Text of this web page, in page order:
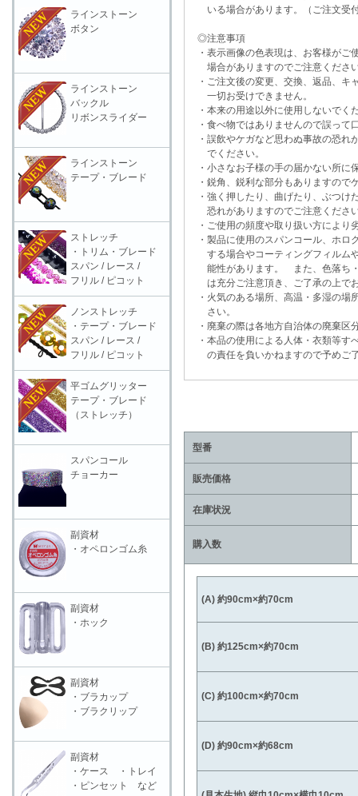
いる場合があります。（ご注文受
◎注意事項
・表示画像の色表現は、お客様がご
場合がありますのでご注意くださ
・ご注文後の変更、交換、返品、キ
一切お受けできません。
・本来の用途以外に使用しないでく
・食べ物ではありませんので誤って
・誤飲やケガなど思わぬ事故の恐れ
でください。
・小さなお子様の手の届かない所に
・鋭角、鋭利な部分もありますので
・強く押したり、曲げたり、ぶつけ
恐れがありますのでご注意くださ
・ご使用の頻度や取り扱い方により
・製品に使用のスパンコール、ホロ
する場合やコーティングフィルム
能性があります。 また、色落ち・
は充分ご注意頂き、ご了承の上で
・火気のある場所、高温・多湿の場
さい。
・廃棄の際は各地方自治体の廃棄区
・本品の使用による人体・衣類等す
の責任を負いかねますので予めご
型番
販売価格
在庫状況
購入数
(A) 約90cm×約70cm
(B) 約125cm×約70cm
(C) 約100cm×約70cm
(D) 約90cm×約68cm
ラインストーン
ボタン
ラインストーン
バックル
リボンスライダー
ラインストーン
テープ・ブレード
ストレッチ
・トリム・ブレード
スパン / レース /
フリル / ピコット
ノンストレッチ
・テープ・ブレード
スパン / レース /
フリル / ピコット
平ゴムグリッター
テープ・ブレード
（ストレッチ）
スパンコール
チョーカー
副資材
・オペロンゴム糸
副資材
・ホック
副資材
・ブラカップ
・ブラクリップ
副資材
・ケース ・トレイ
・ピンセット など